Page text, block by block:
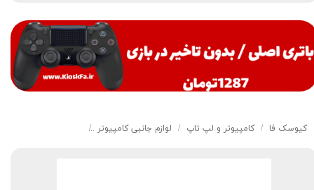
کیوسک‌ فا کامپیوتر و لپ تاپ لوازم جانبی کامپیوتر